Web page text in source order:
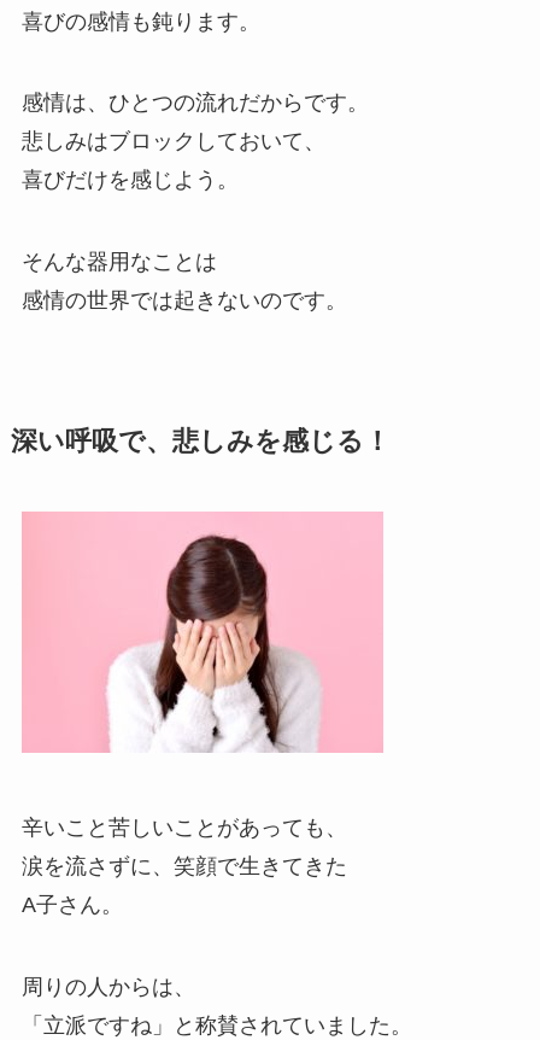
喜びの感情も鈍ります。
感情は、ひとつの流れだからです。
悲しみはブロックしておいて、
喜びだけを感じよう。
そんな器用なことは
感情の世界では起きないのです。
深い呼吸で、悲しみを感じる！
辛いこと苦しいことがあっても、
涙を流さずに、笑顔で生きてきた
A子さん。
周りの人からは、
「立派ですね」と称賛されていました。